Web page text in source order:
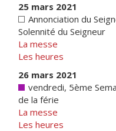
25 mars 2021
Annonciation du
Solennité du Seigneur
La messe
Les heures
26 mars 2021
vendredi, 5ème
de la férie
La messe
Les heures